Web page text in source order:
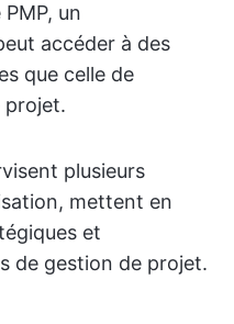
un
accéder à des
que celle de
projet.
plusieurs
mettent en
et
de gestion de projet.